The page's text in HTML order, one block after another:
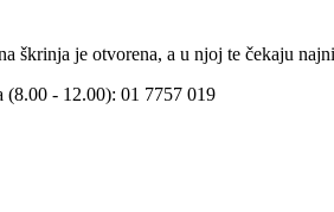
škrinja je otvorena, a u njoj te čekaju
(8.00 - 12.00): 01 7757 019